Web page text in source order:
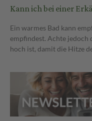
Kann ich bei einer
Ein warmes Bad kann
empfindest. Achte jedoch
hoch ist, damit die Hitze